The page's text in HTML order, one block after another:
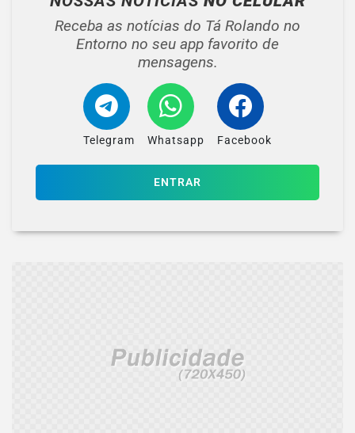
Receba as notícias do Tá Rolando no
Entorno no seu app favorito de
mensagens.
Telegram Whatsapp Facebook
ENTRAR